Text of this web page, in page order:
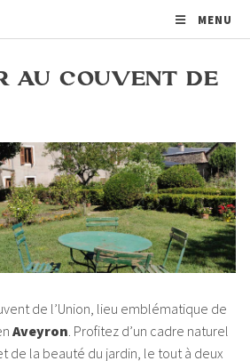
MENU
AU COUVENT DE
de l’Union, lieu emblématique de
Aveyron . Profitez d’un cadre naturel
de la beauté du jardin, le tout à deux